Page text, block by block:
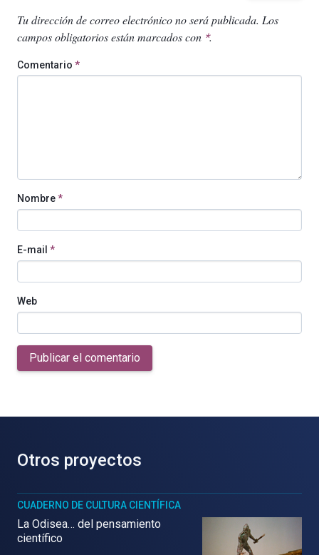
Tu dirección de correo electrónico no será publicada. Los
campos obligatorios están marcados con *.
Comentario *
Nombre*
E-mail *
Web
Publicar el comentario
Otros proyectos
CUADERNO DE CULTURA CIENTÍFICA
La Odisea… del pensamiento
científico